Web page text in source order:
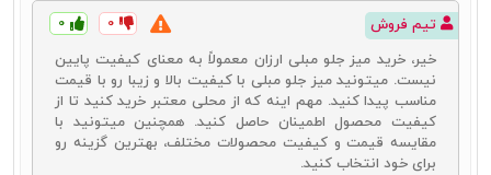
تیم فروش ۰ ۰
خیر، خرید میز جلو مبلی ارزان معمولاً به معنای کیفیت پایین
نیست. میتونید میز جلو مبلی با کیفیت بالا و زیبا رو با قیمت
مناسب پیدا کنید. مهم اینه که از محلی معتبر خرید کنید تا از
کیفیت محصول اطمینان حاصل کنید. همچنین میتونید با
مقایسه قیمت و کیفیت محصولات مختلف، بهترین گزینه رو
برای خود انتخاب کنید.